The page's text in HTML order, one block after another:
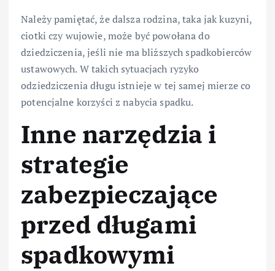
Należy pamiętać, że dalsza rodzina, taka jak kuzyni,
ciotki czy wujowie, może być powołana do
dziedziczenia, jeśli nie ma bliższych spadkobierców
ustawowych. W takich sytuacjach ryzyko
odziedziczenia długu istnieje w tej samej mierze co
potencjalne korzyści z nabycia spadku.
Inne narzędzia i
strategie
zabezpieczające
przed długami
spadkowymi